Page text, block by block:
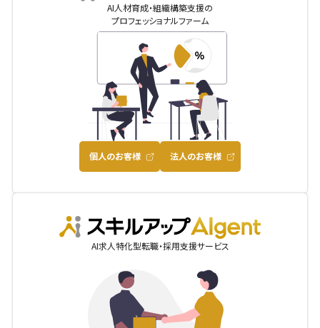
AI人材育成・組織構築支援の
プロフェッショナルファーム
個人のお客様 法人のお客様
AIgent
AI求人特化型転職・採用支援サービス